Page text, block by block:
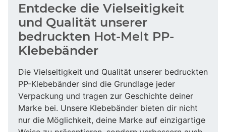
Entdecke die Vielseitigkeit
und Qualität unserer
bedruckten Hot-Melt PP-
Klebebänder
Die Vielseitigkeit und Qualität unserer bedruckten
PP-Klebebänder sind die Grundlage jeder
Verpackung und tragen zur Geschichte deiner
Marke bei. Unsere Klebebänder bieten dir nicht
nur die Möglichkeit, deine Marke auf einzigartige